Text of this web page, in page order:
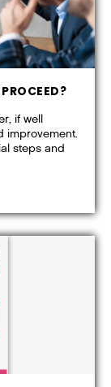
if well
improvement.
steps and